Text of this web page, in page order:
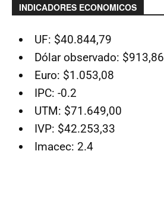
INDICADORES ECONOMICOS
UF: $40.844,79
Dólar observado: $913,86
Euro: $1.053,08
IPC: -0.2
UTM: $71.649,00
IVP: $42.253,33
Imacec: 2.4